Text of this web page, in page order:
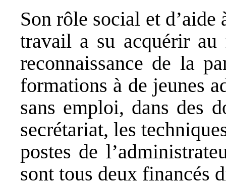
Son rôle social et
travail a su acquérir au
reconnaissance de la
formations à de jeunes
sans emploi, dans des
secrétariat, les
postes de
sont tous deux financés